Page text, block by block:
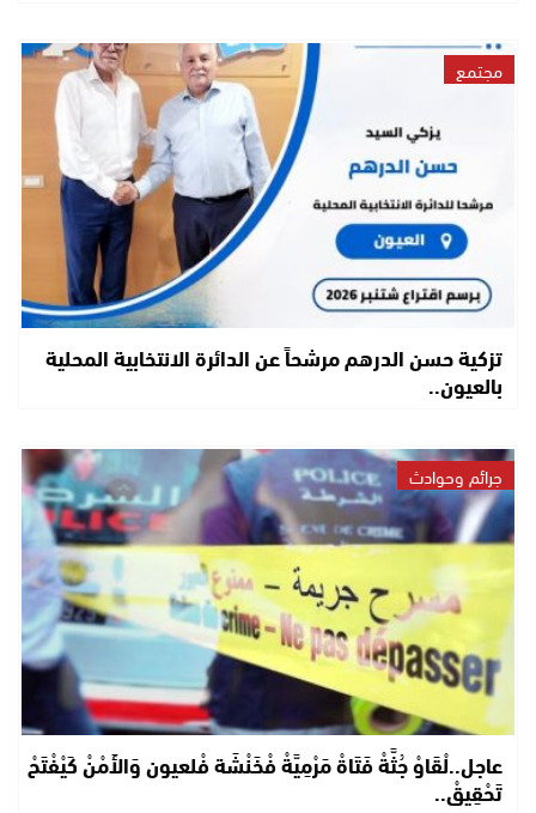
مجتمع
تزكية حسن الدرهم مرشحاً عن الدائرة الانتخابية المحلية
بالعيون..
جرائم وحوادث
عاجل..لْقَاوْ جُثَّةْ فَتَاةْ مَرْمِيَّةْ فْخَنْشَة فْلعيون وَالأَمْنْ كَيْفْتَحْ
تَحْقِيقْ..